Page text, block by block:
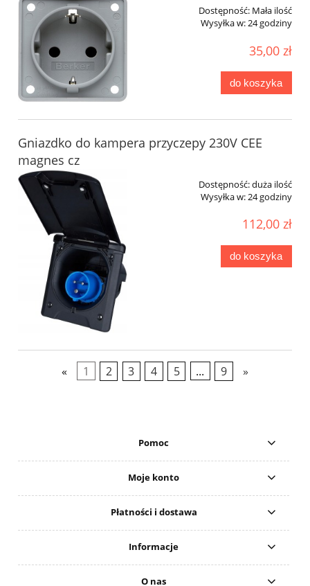
Dostępność: Mała ilość
Wysyłka w:24 godziny
35,00 zł
do koszyka
Gniazdko do kampera przyczepy 230V CEE
magnes cz
Dostępność:duża ilość
Wysyłka w: 24 godziny
112,00 zł
do koszyka
« 1 2 3 4 5 ... 9 »
Pomoc
Moje konto
Płatności i dostawa
Informacje
O nas